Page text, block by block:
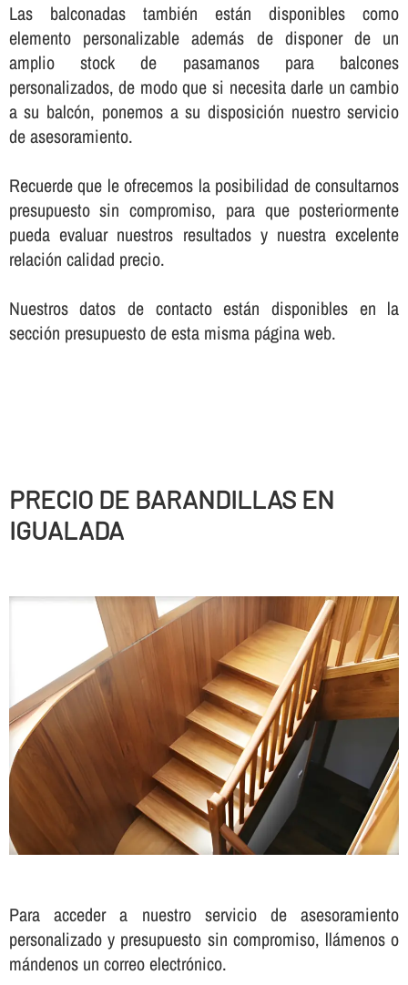
Las balconadas también están disponibles como
elemento personalizable además de disponer de un
amplio stock de pasamanos para balcones
personalizados, de modo que si necesita darle un cambio
a su balcón, ponemos a su disposición nuestro servicio
de asesoramiento.
Recuerde que le ofrecemos la posibilidad de consultarnos
presupuesto sin compromiso, para que posteriormente
pueda evaluar nuestros resultados y nuestra excelente
relación calidad precio.
Nuestros datos de contacto están disponibles en la
sección presupuesto de esta misma página web.
PRECIO DE BARANDILLAS EN
IGUALADA
Para acceder a nuestro servicio de asesoramiento
personalizado y presupuesto sin compromiso, llámenos o
mándenos un correo electrónico.